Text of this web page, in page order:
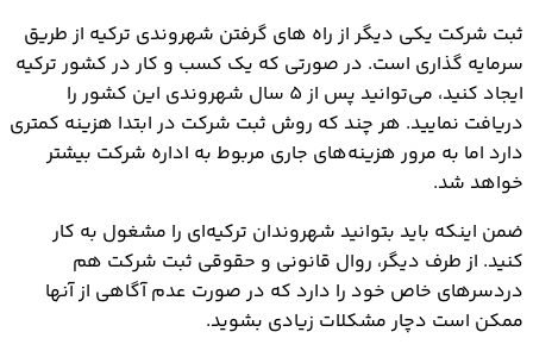
ثبت شرکت یکی دیگر از راه های گرفتن شهروندی ترکیه از طریق
سرمایه گذاری است. در صورتی که یک کسب و کار در کشور ترکیه
ایجاد کنید، می‌توانید پس از 5 سال شهروندی این کشور را
دریافت نمایید. هر چند که روش ثبت شرکت در ابتدا هزینه کمتری
دارد اما به مرور هزینه‌های جاری مربوط به اداره شرکت بیشتر
خواهد شد.
ضمن اینکه باید بتوانید شهروندان ترکیه‌ای را مشغول به کار
کنید. از طرف دیگر، روال قانونی و حقوقی ثبت شرکت هم
دردسرهای خاص خود را دارد که در صورت عدم آگاهی از آنها
ممکن است دچار مشکلات زیادی بشوید.